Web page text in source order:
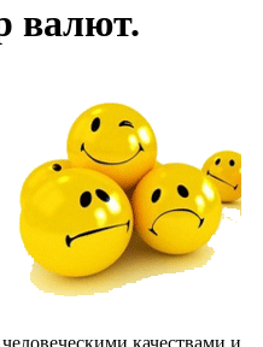
валют.
качествами и